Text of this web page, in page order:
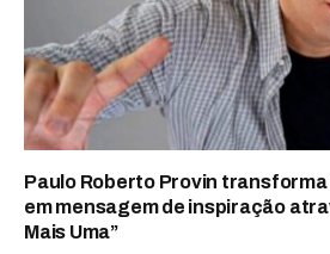
Paulo Roberto Provin
em mensagem de inspiração
Mais Uma”